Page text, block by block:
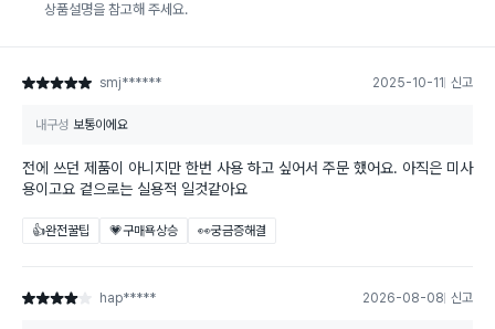
상품설명을 참고해 주세요.
별점 5점 smj****** 2025-10-11 신고
내구성 보통이에요
전에 쓰던 제품이 아니지만 한번 사용 하고 싶어서 주문 했어요. 아직은 미사
용이고요 겉으로는 실용적 일것같아요
👍완전꿀팁 💗구매욕상승 👀궁금증해결
별점 4점 hap***** 2026-08-08 신고